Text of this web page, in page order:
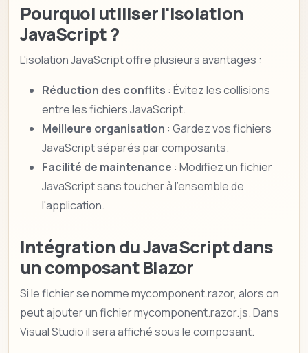
Pourquoi utiliser l'Isolation
JavaScript ?
L'isolation JavaScript offre plusieurs avantages :
Réduction des conflits : Évitez les collisions
entre les fichiers JavaScript.
Meilleure organisation : Gardez vos fichiers
JavaScript séparés par composants.
Facilité de maintenance : Modifiez un fichier
JavaScript sans toucher à l'ensemble de
l'application.
Intégration du JavaScript dans
un composant Blazor
Si le fichier se nomme mycomponent.razor, alors on
peut ajouter un fichier mycomponent.razor.js. Dans
Visual Studio il sera affiché sous le composant.